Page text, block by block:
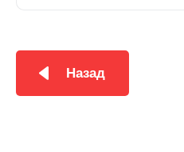
Назад